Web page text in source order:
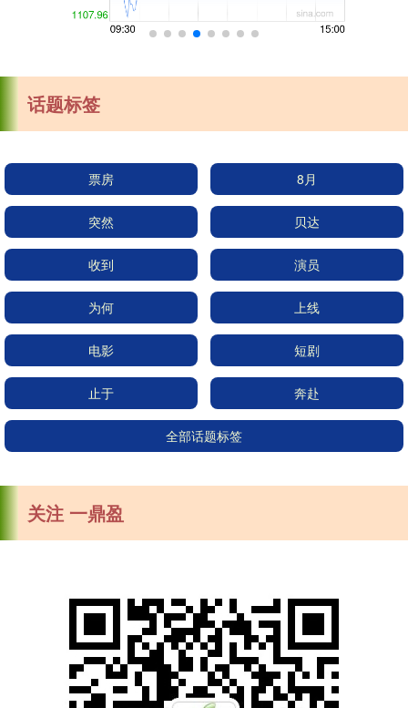
话题标签
票房 8月
突然 贝达
收到 演员
为何 上线
电影 短剧
止于 奔赴
全部话题标签
关注 一鼎盈